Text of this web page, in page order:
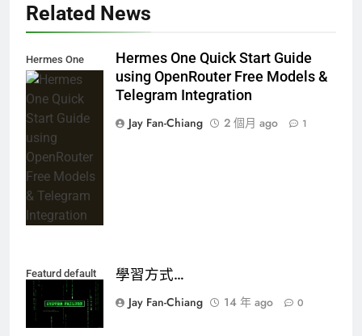
Related News
Hermes One
Quick Start
Guide using
OpenRouter
Free Models &
Telegram
Integration
Hermes One Quick Start Guide
using OpenRouter Free Models &
Telegram Integration
Jay Fan-Chiang
2 個月 ago 1
Featurd default
學習方式…
Jay Fan-Chiang
14 年 ago 0